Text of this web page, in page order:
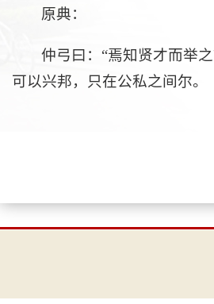
原典：
仲弓曰：“焉知贤才而举
可以兴邦，只在公私之间尔。